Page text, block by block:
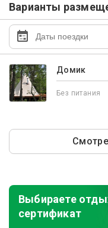
Варианты
Домик
Без питания
Выбираете
сертификат